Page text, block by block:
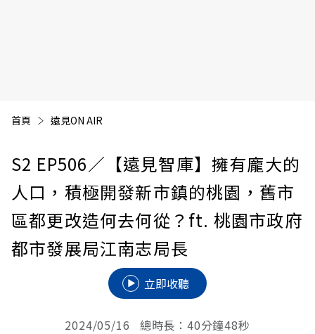
首頁 遠見ON AIR
S2 EP506／【遠見智庫】擁有龐大的
人口，積極開發新市鎮的桃園，舊市
區都更改造何去何從？ft. 桃園市政府
都市發展局江南志局長
立即收聽
2024/05/16 總時長：40分鐘48秒